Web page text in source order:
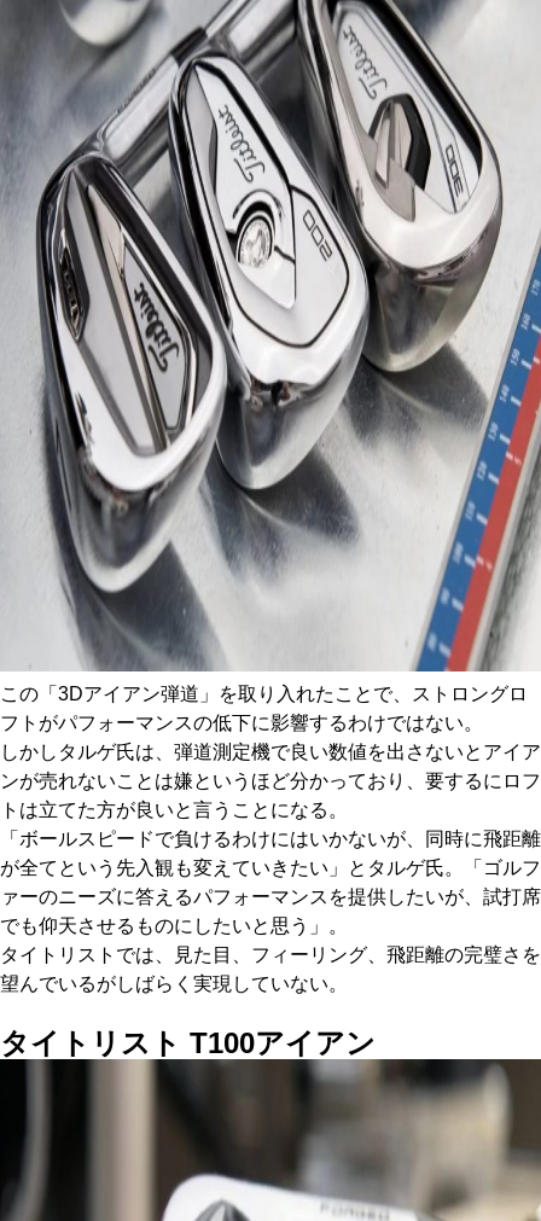
この「3Dアイアン弾道」を取り入れたことで、ストロングロ
フトがパフォーマンスの低下に影響するわけではない。
しかしタルゲ氏は、弾道測定機で良い数値を出さないとアイア
ンが売れないことは嫌というほど分かっており、要するにロフ
トは立てた方が良いと言うことになる。
「ボールスピードで負けるわけにはいかないが、同時に飛距離
が全てという先入観も変えていきたい」とタルゲ氏。「ゴルフ
ァーのニーズに答えるパフォーマンスを提供したいが、試打席
でも仰天させるものにしたいと思う」。
タイトリストでは、見た目、フィーリング、飛距離の完璧さを
望んでいるがしばらく実現していない。
タイトリスト T100アイアン